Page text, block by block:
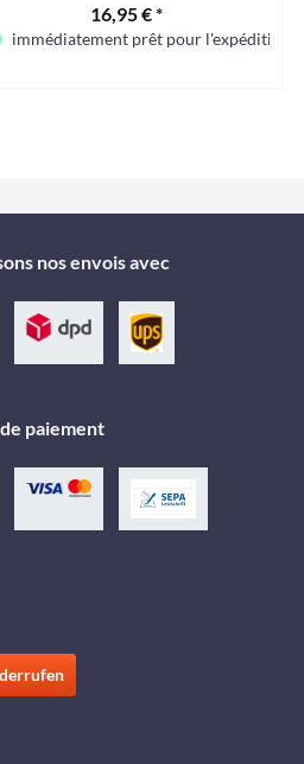
16,95 € *
immédiatement prêt pour l'expédition
nos envois avec
paiement